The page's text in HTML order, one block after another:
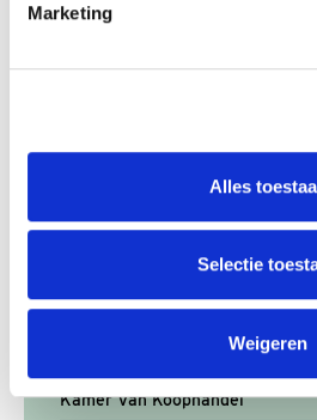
Marketing
Alles
Selectie
Weigeren
Meer
Gerelateerd
Kamer Van Koophandel